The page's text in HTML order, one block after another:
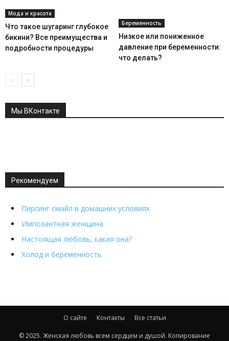
Мода и красота
Что такое шугаринг глубокое
бикини? Все преимущества и
подробности процедуры
Беременность
Низкое или пониженное
давление при беременности:
что делать?
Мы ВКонтакте
Рекомендуем
Пирсинг смайл в домашних условиях
Импозантная женщина
Настоящая любовь, какая она?
Холод и беременность
О сайте Контакты Все статьи
© 2025. Женская любовь всем сердцем и душой. Копирование